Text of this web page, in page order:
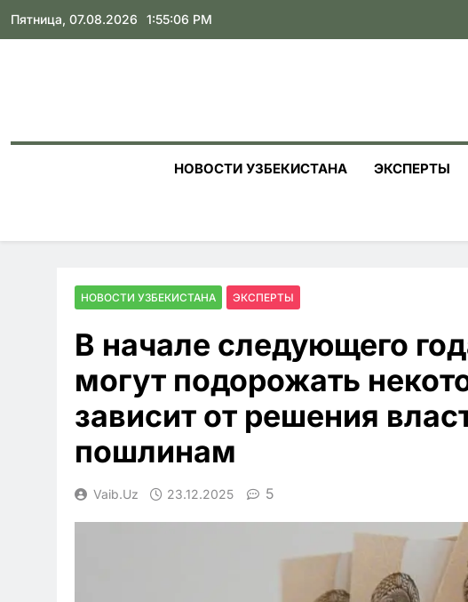
Skip
Пятница, 07.08.2026 1:55:07 PM
НОВОСТИ УЗБЕКИСТАНА ЭКСПЕРТЫ
НОВОСТИ УЗБЕКИСТАНА ЭКСПЕРТЫ
В начале следующего
могут подорожать
зависит от решения
пошлинам
Vaib.uz 23.12.2025 5